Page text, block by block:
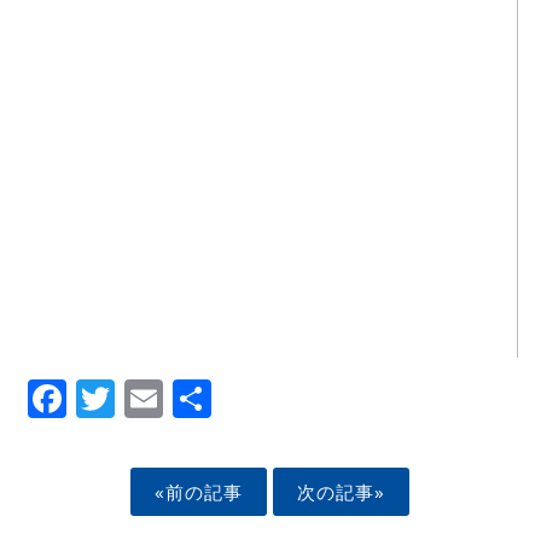
Facebook
Twitter
EmailShare
«前の記事 次の記事»